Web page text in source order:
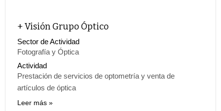
+ Visión Grupo Óptico
Sector de Actividad
Fotografía y Óptica
Actividad
Prestación de servicios de optometría y venta de
artículos de óptica
Leer más